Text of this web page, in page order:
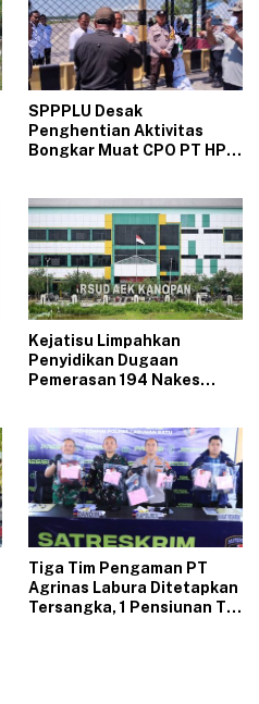
‎SPPPLU Desak
Penghentian Aktivitas
Bongkar Muat CPO PT HPP
‎Kejatisu Limpahkan
Penyidikan Dugaan
Pemerasan 194 Nakes
Tiga Tim Pengaman PT
Agrinas Labura Ditetapkan
Tersangka, 1 Pensiunan TNI